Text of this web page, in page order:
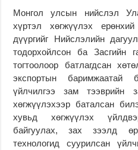
Монгол улсын нийслэл
хүртэл хөгжүүлэх ерөнхий
дүүргийг Нийслэлийн
тодорхойлсон ба Засгийн
тогтоолоор батлагдсан
экспортын баримжаатай
үйлчилгээ зам тээврийн
хөгжүүлэхээр баталсан
хувьд хөгжүүлэх
байгуулах, зах зээлд
технологид суурилсан